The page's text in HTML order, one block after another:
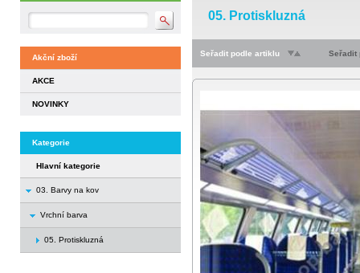
Akční zboží
AKCE
NOVINKY
Kategorie
Hlavní kategorie
03. Barvy na kov
Vrchní barva
05. Protiskluzná
05. Protiskluzná
Seřadit podle artiklu Seřadit